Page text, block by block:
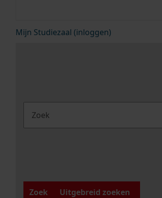
Mijn Studiezaal (inloggen)
Zoek
Uitgebreid zoeken